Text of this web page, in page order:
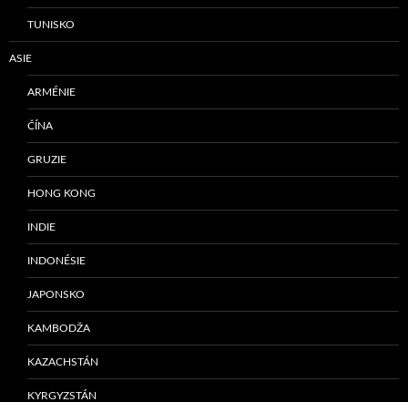
TUNISKO
ASIE
ARMÉNIE
ČÍNA
GRUZIE
HONG KONG
INDIE
INDONÉSIE
JAPONSKO
KAMBODŽA
KAZACHSTÁN
KYRGYZSTÁN